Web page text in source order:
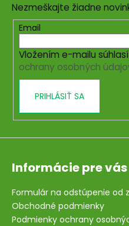
Nezmeškajte žiadne
Email
Vložením e-mailu
ochrany osobných
PRIHLÁSIŤ SA
Informácie pre vás
Formulár na odstúpenie od
Obchodné podmienky
Podmienky ochrany